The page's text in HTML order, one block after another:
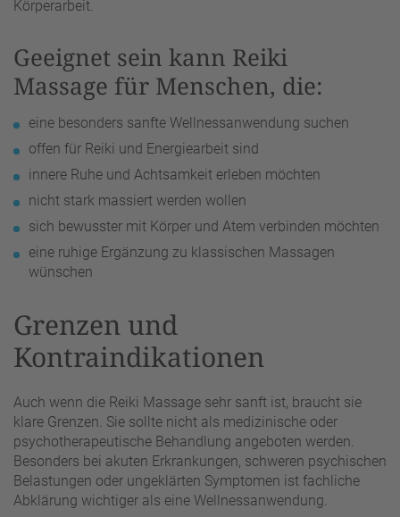
Körperarbeit.
Geeignet sein kann Reiki
Massage für Menschen, die:
eine besonders sanfte Wellnessanwendung suchen
offen für Reiki und Energiearbeit sind
innere Ruhe und Achtsamkeit erleben möchten
nicht stark massiert werden wollen
sich bewusster mit Körper und Atem verbinden möchten
eine ruhige Ergänzung zu klassischen Massagen
wünschen
Grenzen und
Kontraindikationen
Auch wenn die Reiki Massage sehr sanft ist, braucht sie
klare Grenzen. Sie sollte nicht als medizinische oder
psychotherapeutische Behandlung angeboten werden.
Besonders bei akuten Erkrankungen, schweren psychischen
Belastungen oder ungeklärten Symptomen ist fachliche
Abklärung wichtiger als eine Wellnessanwendung.